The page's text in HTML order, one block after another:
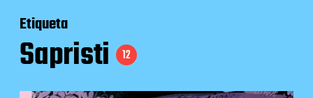
Etiqueta
Sapristi 12